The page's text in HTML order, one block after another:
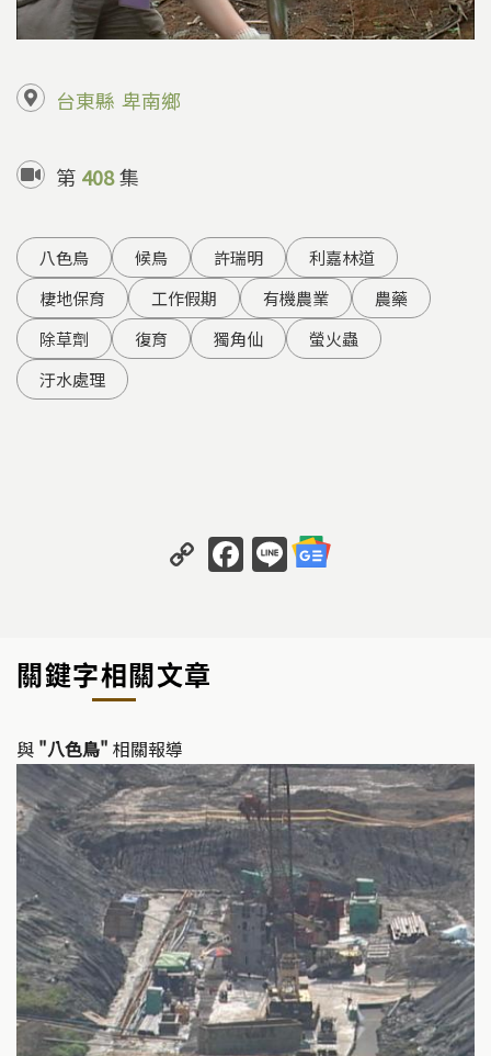
台東縣 卑南鄉
第 408集
八色鳥 候鳥 許瑞明
利嘉林道
棲地保育
工作假期 有機農業
農藥
除草劑
復育 獨角仙
螢火蟲
汙水處理
C
o
y
Li
k
F
a
o
k
Li
n
關鍵字相關文章
與 "八色鳥" 相關報導